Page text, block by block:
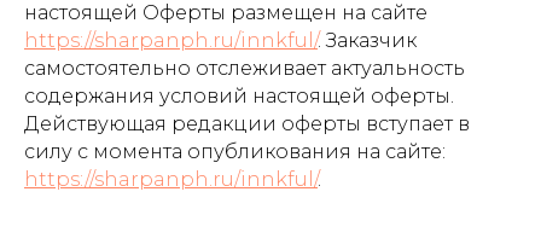
настоящей Оферты размещен на сайте
https://sharpanph.ru/innkful/. Заказчик
самостоятельно отслеживает актуальность
содержания условий настоящей оферты.
Действующая редакции оферты вступает в
силу с момента опубликования на сайте:
https://sharpanph.ru/innkful/.